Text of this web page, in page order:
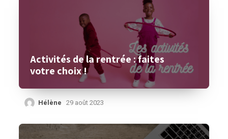
Activités de la rentrée : faites
votre choix !
Hélène 29 août 2023